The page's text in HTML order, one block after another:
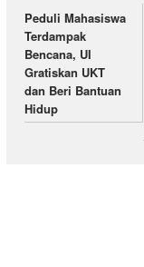
Peduli Mahasiswa
Terdampak
Bencana, UI
Gratiskan UKT
dan Beri Bantuan
Hidup